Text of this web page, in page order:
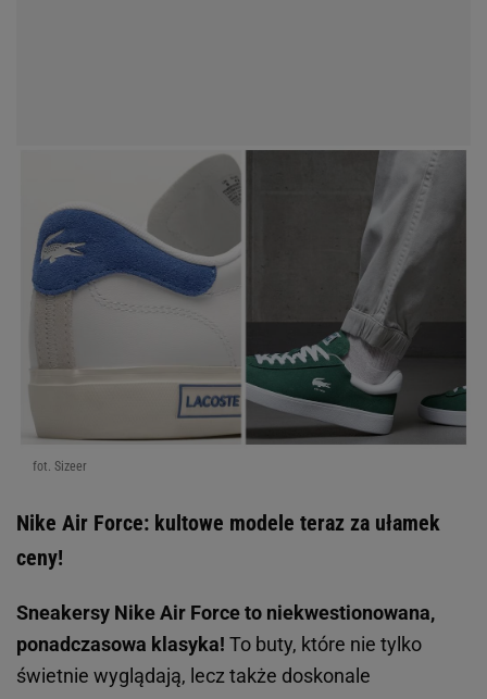
fot. Sizeer
Nike Air Force: kultowe modele teraz za ułamek
ceny!
Sneakersy Nike Air Force to niekwestionowana,
ponadczasowa klasyka! To buty, które nie tylko
świetnie wyglądają, lecz także doskonale